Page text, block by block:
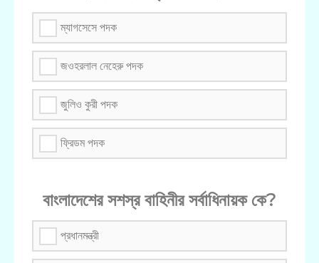
ম্যাগসেসে পদক
জওহরলাল নেহেরু পদক
জুলিও কুরী পদক
ফ্রিডম পদক
বাংলাদেশের সশস্র বাহিনীর সর্বাধিনায়ক কে?
প্রধানমন্ত্রী